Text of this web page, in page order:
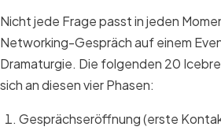
Nicht jede Frage passt in jeden
Networking-Gespräch auf einem
Dramaturgie. Die folgenden 20
sich an diesen vier Phasen:
Gesprächseröffnung (erste